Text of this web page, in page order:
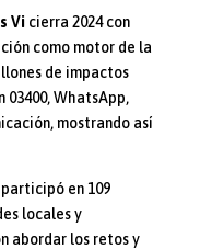
Vicierra 2024 con
como motor de la
de impactos
WhatsApp,
mostrando así
en 109
locales y
abordar los retos y